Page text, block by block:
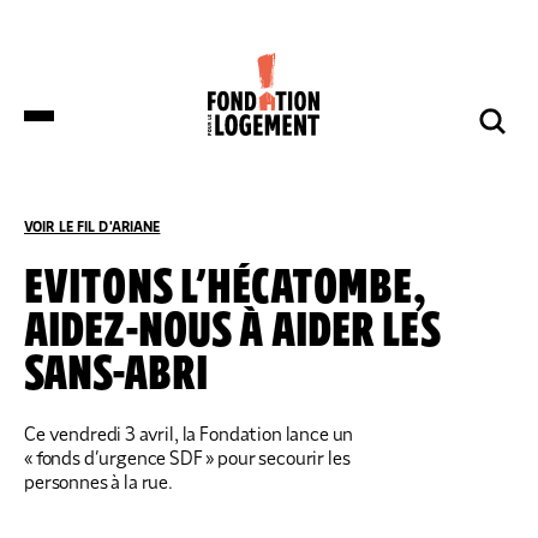
NOTRE ORGANISATION
NOS IMPLANTATIONS RÉGIONALES
IMPACTS ET SUCCÈS
PRODUIRE DU LOGEMENT SOCIAL
DES DÉPUTÉS DE HUIT GROUPES
POLITIQUES DÉPOSENT UNE
PROPOSITION DE LOI SUR LES
LOGEMENTS BOUILLOIRES INITIÉE PAR
NOS ACTUALITÉS
NOUS SOUTENIR
DONNER
DON RÉGULIER
TRANSMETTRE SON PATRIMOINE
VOIR LE FIL D'ARIANE
ACCUEIL COMPRENDRE ET S’INFORMER
EVITONS L’HÉCATOMBE,
AIDEZ-NOUS À AIDER LES
SANS-ABRI
Ce vendredi 3 avril, la Fondation lance un
« fonds d’urgence SDF » pour secourir les
personnes à la rue.